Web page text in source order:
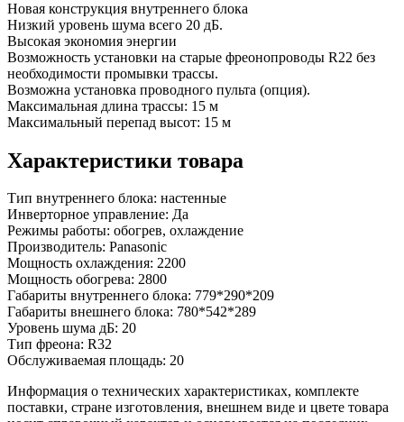
Новая конструкция внутреннего блока
Низкий уровень шума всего 20 дБ.
Высокая экономия энергии
Возможность установки на старые фреонопроводы R22 без
необходимости промывки трассы.
Возможна установка проводного пульта (опция).
Максимальная длина трассы: 15 м
Максимальный перепад высот: 15 м
Характеристики товара
Тип внутреннего блока: настенные
Инверторное управление: Да
Режимы работы: обогрев, охлаждение
Производитель: Panasonic
Мощность охлаждения: 2200
Мощность обогрева: 2800
Габариты внутреннего блока: 779*290*209
Габариты внешнего блока: 780*542*289
Уровень шума дБ: 20
Тип фреона: R32
Обслуживаемая площадь: 20
Информация о технических характеристиках, комплекте
поставки, стране изготовления, внешнем виде и цвете товара